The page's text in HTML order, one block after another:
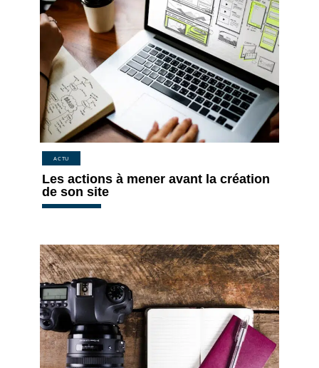
ACTU
Les actions à mener avant la création
de son site